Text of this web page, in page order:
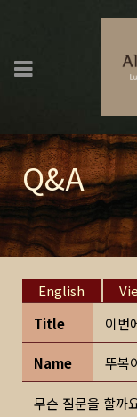
Q&A
English
Title
이번
Name 뚜복
무슨 질문을 할까